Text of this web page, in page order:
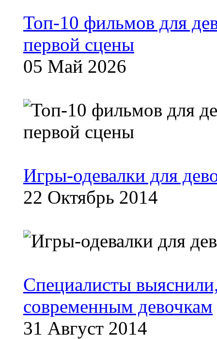
Топ-10 фильмов для
первой сцены
05 Май 2026
Игры-одевалки для
22 Октябрь 2014
Специалисты
современным девочкам
31 Август 2014